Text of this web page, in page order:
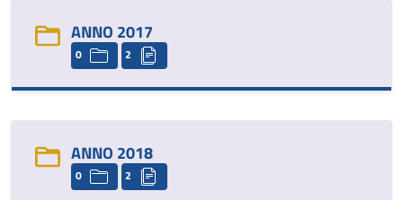
ANNO 2017
0 2
ANNO 2018
0 2